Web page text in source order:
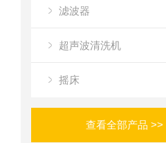
滤波器
超声波清洗机
摇床
查看全部产品 >>